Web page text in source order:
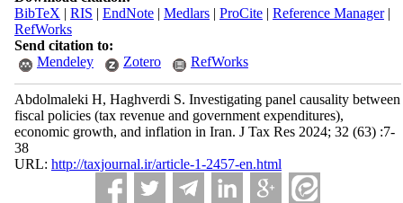
BibTeX | RIS | EndNote| Medlars| ProCite| Reference Manager|
RefWorks
Send citation to:
Mendeley
Zotero RefWorks
Abdolmaleki H, Haghverdi S. Investigating panel causality between
fiscal policies (tax revenue and government expenditures),
economic growth, and inflation in Iran. J Tax Res 2024; 32 (63) :7-
38
URL: http://taxjournal.ir/article-1-2457-en.html